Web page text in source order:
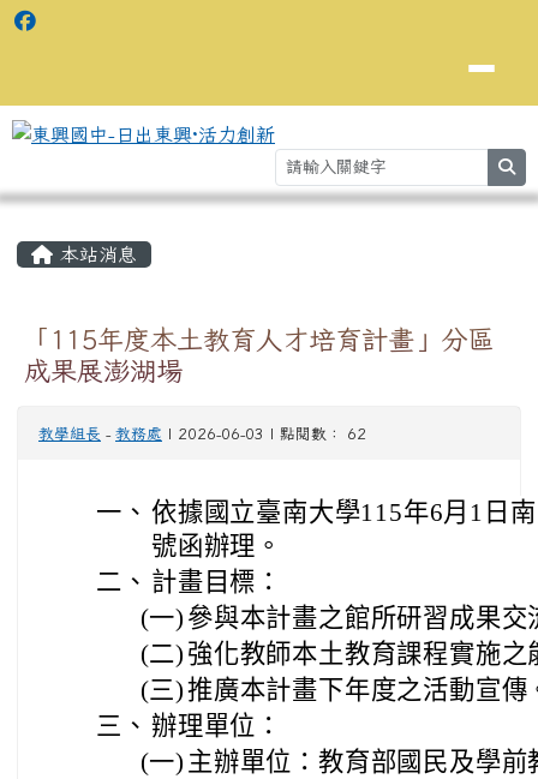
本站消息
「115年度本土教育人才培育計畫」分區
成果展澎湖場
教學組長 - 教務處 | 2026-06-03 | 點閱數： 62
一、 依據國立臺南大學115年6月1日
號函辦理。
二、 計畫目標：
(一) 參與本計畫之館所研習成果交
(二) 強化教師本土教育課程實施之
(三)推廣本計畫下年度之活動宣傳
三、 辦理單位：
(一) 主辦單位：教育部國民及學前